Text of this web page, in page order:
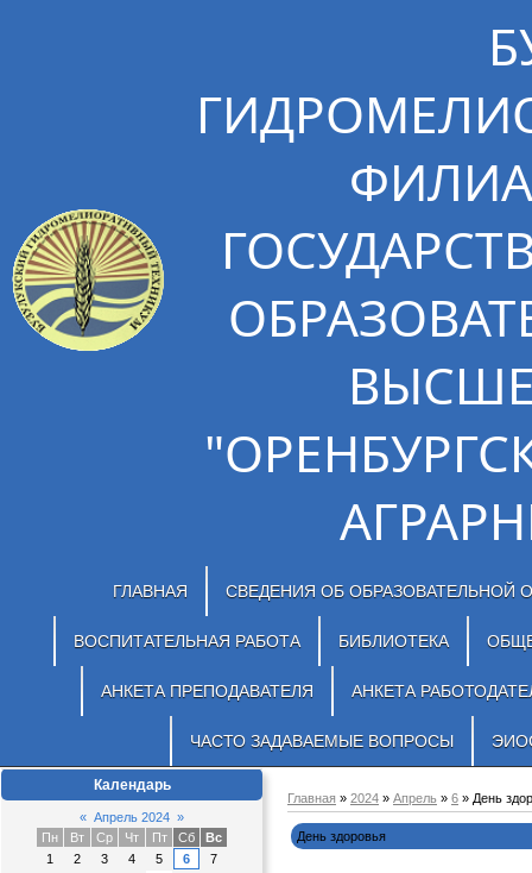
ГЛАВНАЯ СВЕДЕНИЯ ОБ ОБРАЗОВАТЕЛЬНОЙ
ВОСПИТАТЕЛЬНАЯ РАБОТА БИБЛИОТЕКА
АНКЕТА ПРЕПОДАВАТЕЛЯ АНКЕТА
ЧАСТО ЗАДАВАЕМЫЕ ВОПРОСЫ
Календарь
« Апрель 2024 »
Пн
Вт Ср Чт Пт Сб
Вс
1
2 3 4 5 6
7
Главная » 2024 » Апрель » 6 » День
День здоровья